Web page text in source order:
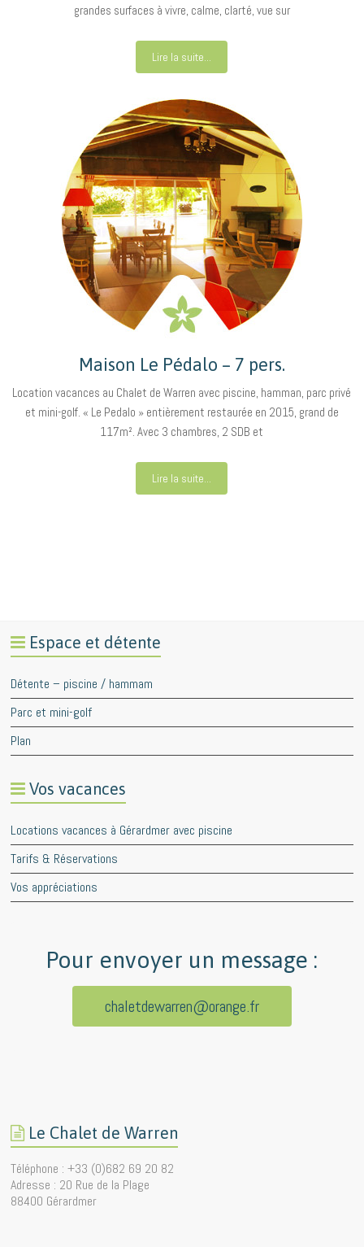
grandes surfaces à vivre, calme, clarté, vue sur
Lire la suite...
Maison Le Pédalo – 7 pers.
Location vacances au Chalet de Warren avec piscine, hamman, parc privé
et mini-golf. « Le Pedalo » entièrement restaurée en 2015, grand de
117m². Avec 3 chambres, 2 SDB et
Lire la suite...
Espace et détente
Détente – piscine / hammam
Parc et mini-golf
Plan
Vos vacances
Locations vacances à Gérardmer avec piscine
Tarifs & Réservations
Vos appréciations
Pour envoyer un message :
chaletdewarren@orange.fr
Le Chalet de Warren
Téléphone : +33 (0)682 69 20 82
Adresse : 20 Rue de la Plage
88400 Gérardmer